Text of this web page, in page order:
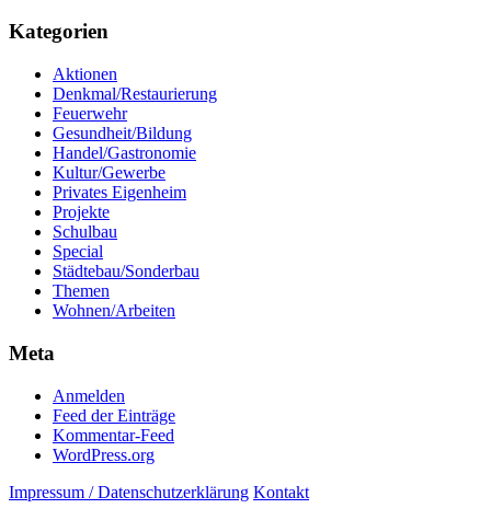
Kategorien
Aktionen
Denkmal/Restaurierung
Feuerwehr
Gesundheit/Bildung
Handel/Gastronomie
Kultur/Gewerbe
Privates Eigenheim
Projekte
Schulbau
Special
Städtebau/Sonderbau
Themen
Wohnen/Arbeiten
Meta
Anmelden
Feed der Einträge
Kommentar-Feed
WordPress.org
Impressum / Datenschutzerklärung Kontakt